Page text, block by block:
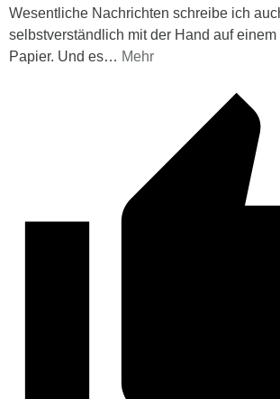
Wesentliche Nachrichten schreibe ich
selbstverständlich mit der Hand auf
Papier. Und es… Mehr